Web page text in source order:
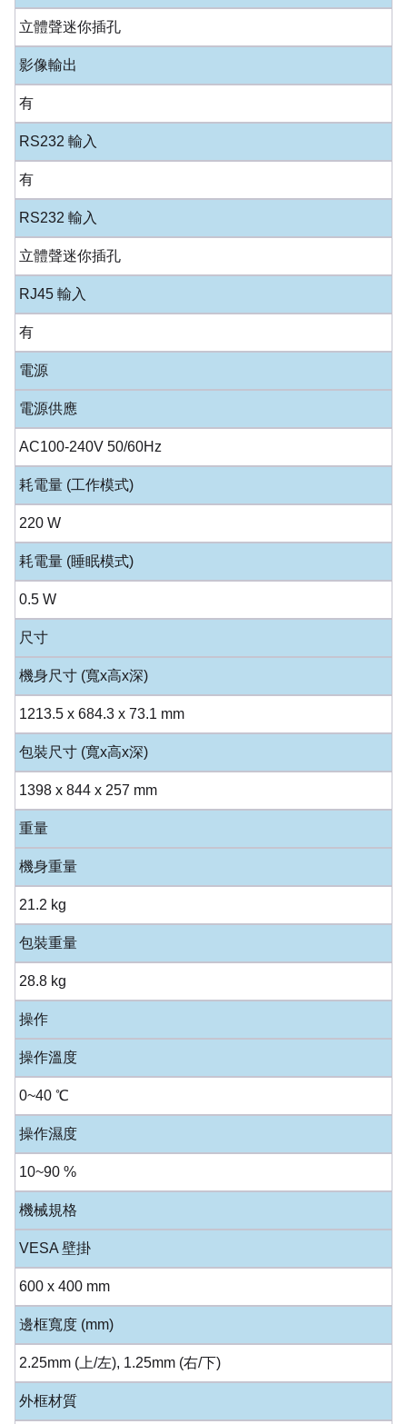
立體聲迷你插孔
影像輸出
有
RS232 輸入
有
RS232 輸入
立體聲迷你插孔
RJ45 輸入
有
電源
電源供應
AC100-240V 50/60Hz
耗電量 (工作模式)
220 W
耗電量 (睡眠模式)
0.5 W
尺寸
機身尺寸 (寬x高x深)
1213.5 x 684.3 x 73.1 mm
包裝尺寸 (寬x高x深)
1398 x 844 x 257 mm
重量
機身重量
21.2 kg
包裝重量
28.8 kg
操作
操作溫度
0~40 ℃
操作濕度
10~90 %
機械規格
VESA 壁掛
600 x 400 mm
邊框寬度 (mm)
2.25mm (上/左), 1.25mm (右/下)
外框材質